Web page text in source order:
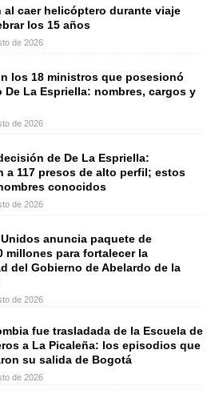
al caer helicóptero durante viaje
los 15 años
de 2026
los 18 ministros que posesionó
De La Espriella: nombres, cargos y
de 2026
de De La Espriella:
a 117 presos de alto perfil; estos
conocidos
de 2026
anuncia paquete de
millones para fortalecer la
del Gobierno de Abelardo de la
de 2026
fue trasladada de la Escuela de
a La Picaleña: los episodios que
su salida de Bogotá
de 2026